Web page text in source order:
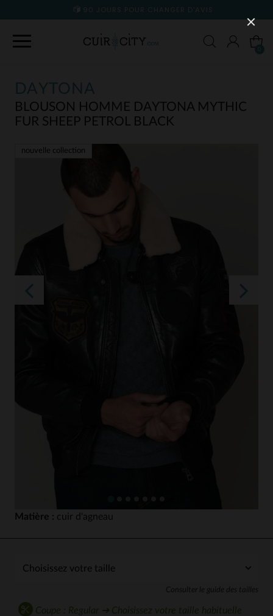
90 JOURS POUR CHANGER D'AVIS
DAYTONA
BLOUSON HOMME DAYTONA MYTHIC
FUR SHEEP PETROL BLACK
nouvelle collection
Matière : cuir d'agneau
Consulter le guide des tailles
Coupe : Regular ➔ Choisissez votre taille habituelle